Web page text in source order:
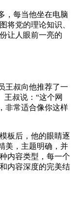
，每当他坐在电脑
将党的理论知识、
让人眼前一亮的
王叔向他推荐了一
王叔说：“这个网
非常适合像你这样
板后，他的眼睛逐
美，主题明确，并
内容类型，每一个
内容深度的完美结